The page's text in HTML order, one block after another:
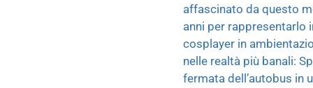
affascinato da questo
anni per rappresentarlo
cosplayer in
nelle realtà più banali:
fermata dell’autobus in